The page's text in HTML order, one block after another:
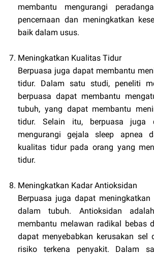
membantu mengurangi
pencernaan dan meningkatkan
baik dalam usus.
Meningkatkan Kualitas Tidur
Berpuasa juga dapat membantu
tidur. Dalam satu studi, peneliti
berpuasa dapat membantu
tubuh, yang dapat membantu
tidur. Selain itu, berpuasa juga
mengurangi gejala sleep apnea
kualitas tidur pada orang yang
tidur.
Meningkatkan Kadar Antioksidan
Berpuasa juga dapat
dalam tubuh. Antioksidan
membantu melawan radikal bebas
dapat menyebabkan kerusakan sel
risiko terkena penyakit. Dalam